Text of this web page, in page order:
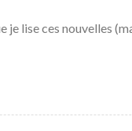
je lise ces nouvelles